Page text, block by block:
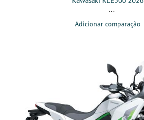
Adicionar comparação